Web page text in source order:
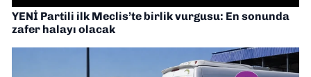
YENİ Partili ilk Meclis’te birlik vurgusu: En sonunda
zafer halayı olacak